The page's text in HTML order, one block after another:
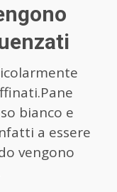
bianco e
a essere
vengono